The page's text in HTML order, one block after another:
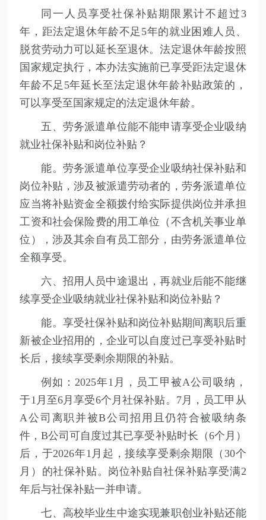
同一人员享受社保补贴期限累计不超过3
年，距法定退休年龄不足5年的就业困难人员、
脱贫劳动力可以延长至退休。法定退休年龄按照
国家规定执行，本办法实施前已享受距法定退休
年龄不足5年延长至法定退休年龄补贴政策的，
可以享受至国家规定的法定退休年龄。
五、劳务派遣单位能不能申请享受企业吸纳
就业社保补贴和岗位补贴？
能。劳务派遣单位享受企业吸纳社保补贴和
岗位补贴，涉及被派遣劳动者的，劳务派遣单位
应当将补贴资金全额拨付给实际提供岗位并承担
工资和社会保险费的用工单位（不含机关事业单
位），涉及其余自有员工部分，由劳务派遣单位
全额享受。
六、招用人员中途退出，再就业后能不能继
续享受企业吸纳就业社保补贴和岗位补贴？
能。享受社保补贴和岗位补贴期间离职后重
新被企业招用的，企业可以自度过已享受补贴时
长后，接续享受剩余期限的补贴。
例如：2025年1月，员工甲被A公司吸纳，
于1月至6月享受6个月社保补贴。7月，员工甲从
A公司离职并被B公司招用且仍符合被吸纳条
件，B公司可自度过其已享受补贴时长（6个月）
后，于2026年1月起，接续享受剩余期限（30个
月）的社保补贴。岗位补贴自社保补贴享受满2
年后与社保补贴一并申请。
七、高校毕业生中途实现兼职创业补贴还能